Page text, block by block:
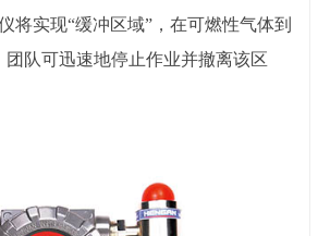
实现“缓冲区域”，在可燃性气体到
队可迅速地停止作业并撤离该区